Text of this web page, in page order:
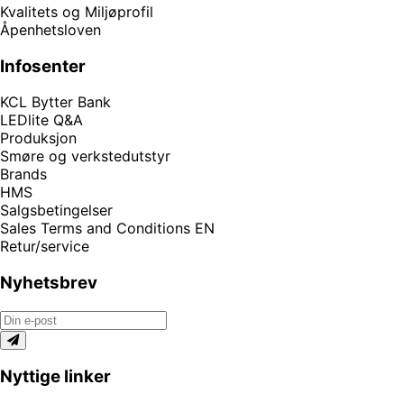
Kvalitets og Miljøprofil
Åpenhetsloven
Infosenter
KCL Bytter Bank
LEDlite Q&A
Produksjon
Smøre og verkstedutstyr
Brands
HMS
Salgsbetingelser
Sales Terms and Conditions EN
Retur/service
Nyhetsbrev
Nyttige linker